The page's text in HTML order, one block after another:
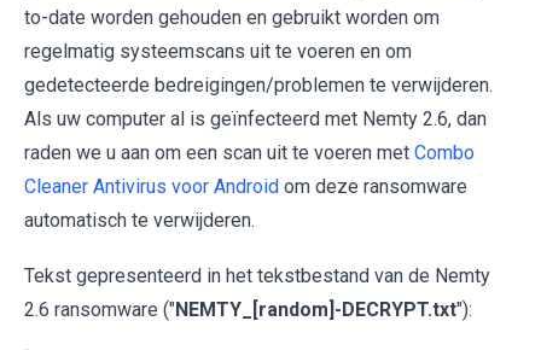
to-date worden gehouden en gebruikt worden om
regelmatig systeemscans uit te voeren en om
gedetecteerde bedreigingen/problemen te verwijderen.
Als uw computer al is geïnfecteerd met Nemty 2.6, dan
raden we u aan om een scan uit te voeren met Combo
Cleaner Antivirus voor Android om deze ransomware
automatisch te verwijderen.
Tekst gepresenteerd in het tekstbestand van de Nemty
2.6 ransomware ("NEMTY_[random]-DECRYPT.txt"):